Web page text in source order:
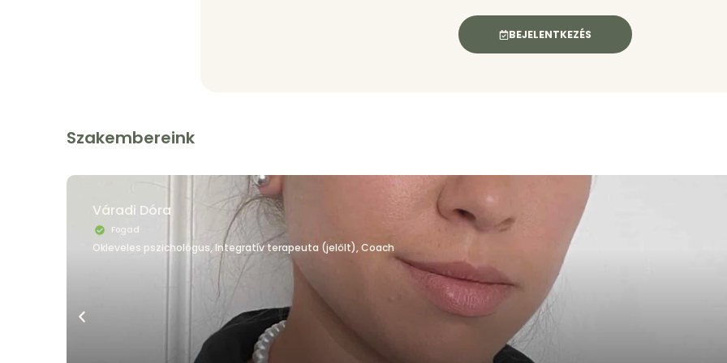
BEJELENTKEZÉS
Szakembereink
Váradi Dóra
Fogad
Okleveles pszichológus, Integratív terapeuta (jelölt), Coach